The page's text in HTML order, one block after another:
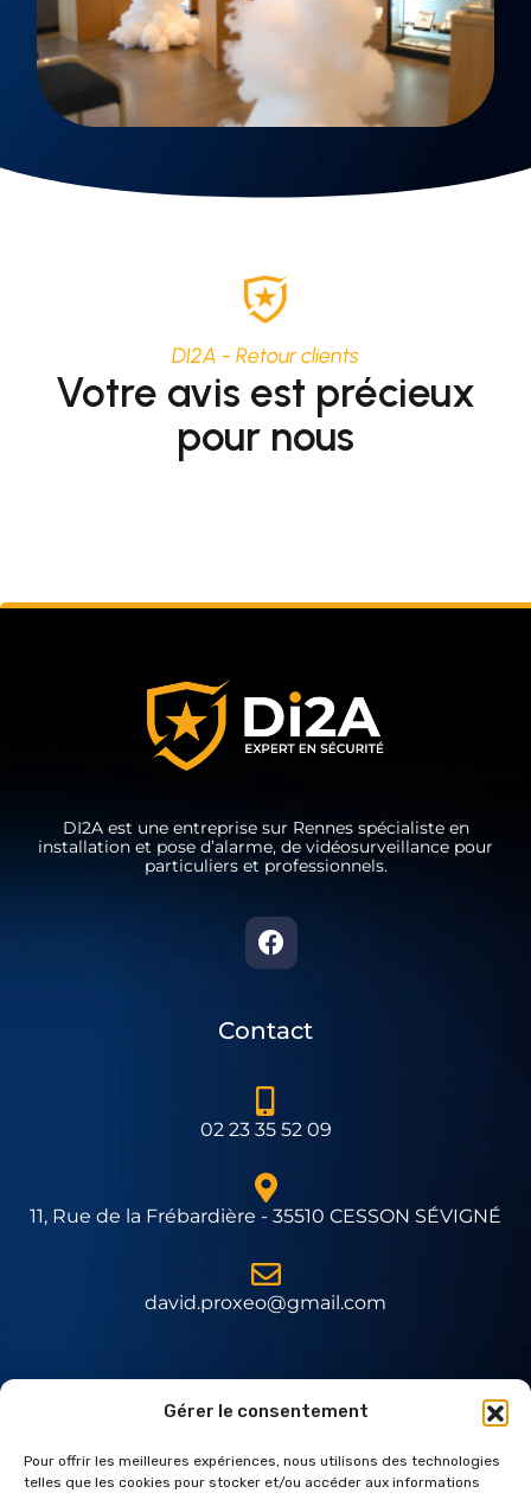
Gérer le consentement
Pour offrir les meilleures expériences, nous utilisons des technologies
telles que les cookies pour stocker et/ou accéder aux informations
DI2A - Retour clients
Votre avis est précieux
pour nous
DI2A est une entreprise sur Rennes spécialiste en
installation et pose d’alarme, de vidéosurveillance pour
particuliers et professionnels.
Contact
02 23 35 52 09
11, Rue de la Frébardière - 35510 CESSON SÉVIGNÉ
david.proxeo@gmail.com
Expert Daitem